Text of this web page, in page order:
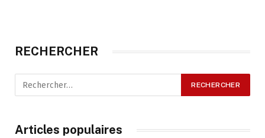
RECHERCHER
Articles populaires